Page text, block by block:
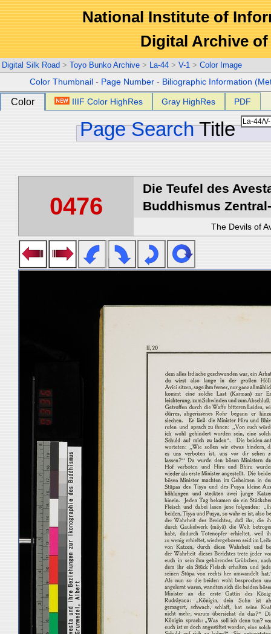
National Institute of
Digital Archive
Digital Silk Road > Toyo Bunko Archive > La-44 > V-1 > Color Image
Color Thumbnail - Page Number - Biliographic Information
Color IIIF Color HighRes Gray HighRes PDF
Page Search Title
0476
Die Teufel des
Buddhismus
The Devils of